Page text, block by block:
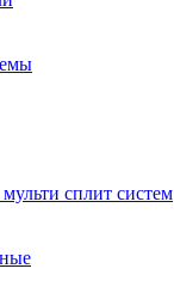
сплит систем